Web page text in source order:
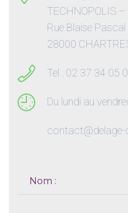
TECHNOPOLIS
Rue Blaise Pascal
28000
Tel : 02 37 34 05
Du lundi au